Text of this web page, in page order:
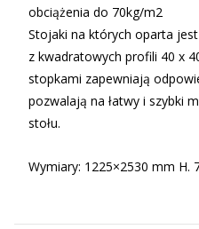
obciążenia do 70kg/m2
Stojaki na których oparta
z kwadratowych profili 40 x
stopkami zapewniają
pozwalają na łatwy i szybki
stołu.
Wymiary: 1225×2530 mm H.